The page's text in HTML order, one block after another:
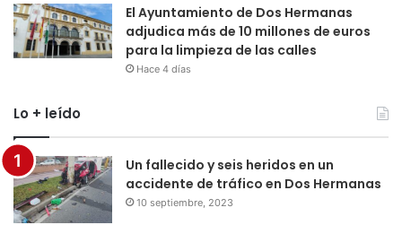
El Ayuntamiento de Dos Hermanas
adjudica más de 10 millones de euros
para la limpieza de las calles
Hace 4 días
Lo + leído
Un fallecido y seis heridos en un
accidente de tráfico en Dos Hermanas
10 septiembre, 2023